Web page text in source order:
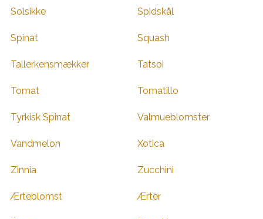
Solsikke Spidskål
Spinat Squash
Tallerkensmækker Tatsoi
Tomat Tomatillo
Tyrkisk Spinat Valmueblomster
Vandmelon Xotica
Zinnia Zucchini
Ærteblomst Ærter